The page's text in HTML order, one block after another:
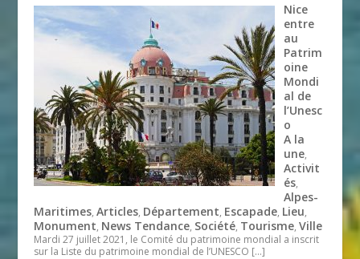
Nice
entre
au
Patrim
oine
Mondi
al de
l’Unesc
o
A la
une,
Activit
és,
Alpes-
Maritimes,Articles, Département, Escapade, Lieu,
Monument, News Tendance, Société, Tourisme,Ville
Mardi 27 juillet 2021, le Comité du patrimoine mondial a inscrit
sur la Liste du patrimoine mondial de l’UNESCO […]